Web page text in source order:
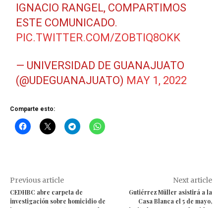
IGNACIO RANGEL, COMPARTIMOS
ESTE COMUNICADO.
PIC.TWITTER.COM/ZOBTIQ8OKK
— UNIVERSIDAD DE GUANAJUATO
(@UDEGUANAJUATO) MAY 1, 2022
Comparte esto:
Previous article
CEDHBC abre carpeta de
investigación sobre homicidio de
Next article
Gutiérrez Müller asistirá a la
Casa Blanca el 5 de mayo,